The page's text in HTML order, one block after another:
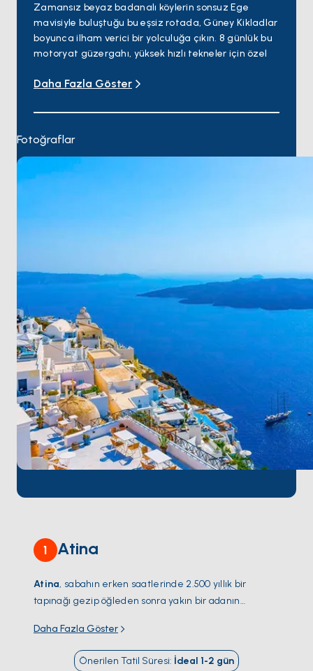
Zamansız beyaz badanalı köylerin sonsuz Ege
mavisiyle buluştuğu bu eşsiz rotada, Güney Kikladlar
boyunca ilham verici bir yolculuğa çıkın. 8 günlük bu
motoryat güzergahı, yüksek hızlı tekneler için özel
ikonik adalarını kısa sürede ve konforla
Atina’dan başlayarak huzurlu atmosferiyle Kea
kozmopolit gece hayatı ve enerjisiyle Mykonos sizleri
Naxos’un ardından, Paros’un zarif atmosferine
Daha Fazla Göster
Fotoğraflar
1 Atina
Atina, sabahın erken saatlerinde 2.500 yıllık bir
tapınağı gezip öğleden sonra yakın bir adanın
biri. Yemek turist hattından çıktığınız anda farklılaşıyor
Mikrolimano'da taze deniz ürünleri, Pire kıyısında
saatlerce süren öğle yemekleri. Yunanistan'ın en
Daha Fazla Göster
Önerilen Tatil Süresi: İdeal 1-2 gün